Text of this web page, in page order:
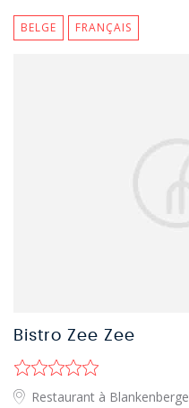
BELGE FRANÇAIS
Bistro Zee Zee
Restaurant à Blankenberge